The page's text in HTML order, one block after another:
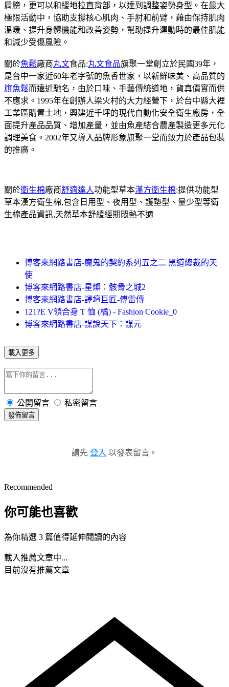
肩膀，更可以和緩地拉直背部，以達到調整姿勢身型。在最大
極限活動中，協助支撐核心肌肉、手肘和前臂，藉由保持肌肉
溫暖、提升身體機能和改善姿勢，幫助提升運動時的最佳肌能
和減少受傷風險。
關於魚鬆廠商丸文食品:丸文食品旗聚一堂創立於民國39年，
是台中一家近60年老字號的魚香世家，以新鮮味美、高品質的
旗魚鬆而遠近馳名，由於口味、手藝傳統道地，貨真價實而供
不應求。1995年在創辦人梁火村的大力經營下，於台中縣大裡
工業區購置土地，興建近千坪的現代自動化安全衛生廠房，全
面提升產品品質、增加產量，並由魚產結合農產製造更多元化
調理美食。2002年又導入品牌形象旗聚一堂而致力於產品包裝
的推廣。
關於衛生棉廠商舒適達人功能型草本漢方衛生棉:提供功能型
草本漢方衛生棉,包含日用型、夜用型、護墊型、量少型等衛
生棉產品資訊,天然草本舒緩經期悶熱不適
博客來網路書店-魔鬼的契約系列五之二 黑道總裁的天
使
博客來網路書店-星燦：骸骨之城2
博客來網路書店-譯壇巨匠-傅雷傳
121?E V領合身 T 恤 (橘) - Fashion Cookie_0
博客來網路書店-謀說天下：謀元
載入更多
公開留言 私密留言
發佈留言
請先 登入 以發表留言。
Recommended
你可能也喜歡
為你精選 3 篇值得延伸閱讀的內容
載入推薦文章中...
目前沒有推薦文章